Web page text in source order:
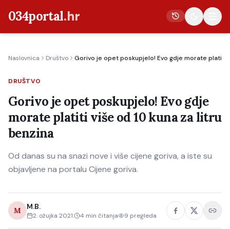
034portal.hr
Crna kronika
Poljoprivreda
Politika
Gospodarstvo
Život
Sport
Naslovnica Društvo Gorivo je opet poskupjelo! Evo gdje morate platiti
DRUŠTVO
Gorivo je opet poskupjelo! Evo gdje
morate platiti više od 10 kuna za litru
benzina
Od danas su na snazi nove i više cijene goriva, a iste su
objavljene na portalu Cijene goriva.
M M.B.
2. ožujka 2021. 4 min čitanja 9 pregleda